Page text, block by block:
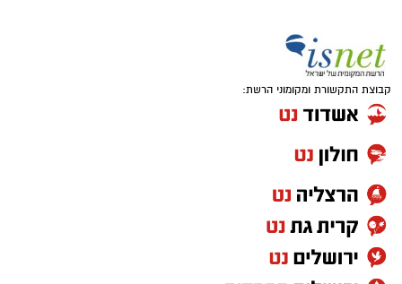
קבוצת התקשורת ומקומוני הרשת: